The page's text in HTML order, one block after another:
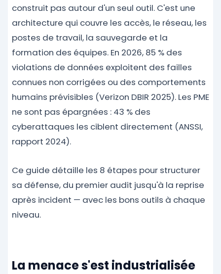
construit pas autour d'un seul outil. C'est une
architecture qui couvre les accès, le réseau, les
postes de travail, la sauvegarde et la
formation des équipes. En 2026, 85 % des
violations de données exploitent des failles
connues non corrigées ou des comportements
humains prévisibles (Verizon DBIR 2025). Les PME
ne sont pas épargnées : 43 % des
cyberattaques les ciblent directement (ANSSI,
rapport 2024).
Ce guide détaille les 8 étapes pour structurer
sa défense, du premier audit jusqu'à la reprise
après incident — avec les bons outils à chaque
niveau.
La menace s'est industrialisée